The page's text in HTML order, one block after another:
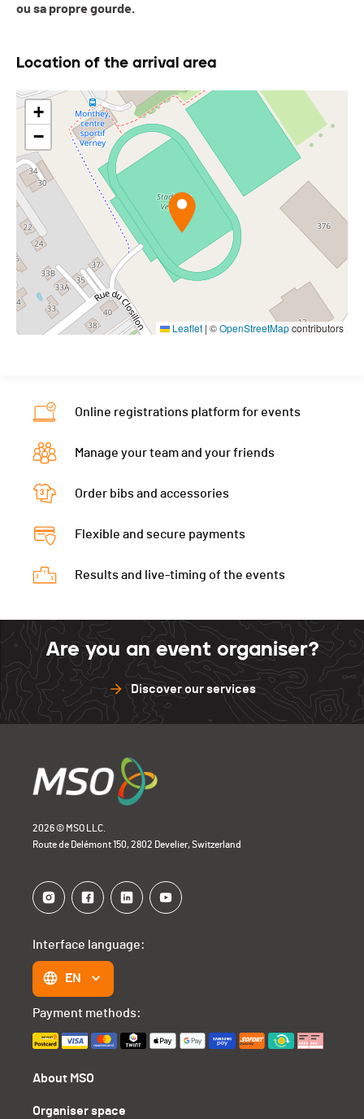
ou sa propre gourde.
Location of the arrival area
+
−
Leaflet | ©OpenStreetMapcontributors
Online registrations platform for events
Manage your team and your friends
Order bibs and accessories
Flexible and secure payments
Results and live-timing of the events
Are you an event organiser?
Discover our services
2026 © MSO LLC.
Route de Delémont 150, 2802 Develier, Switzerland
About MSO
Organiser space
Interface language:
EN
Payment methods: